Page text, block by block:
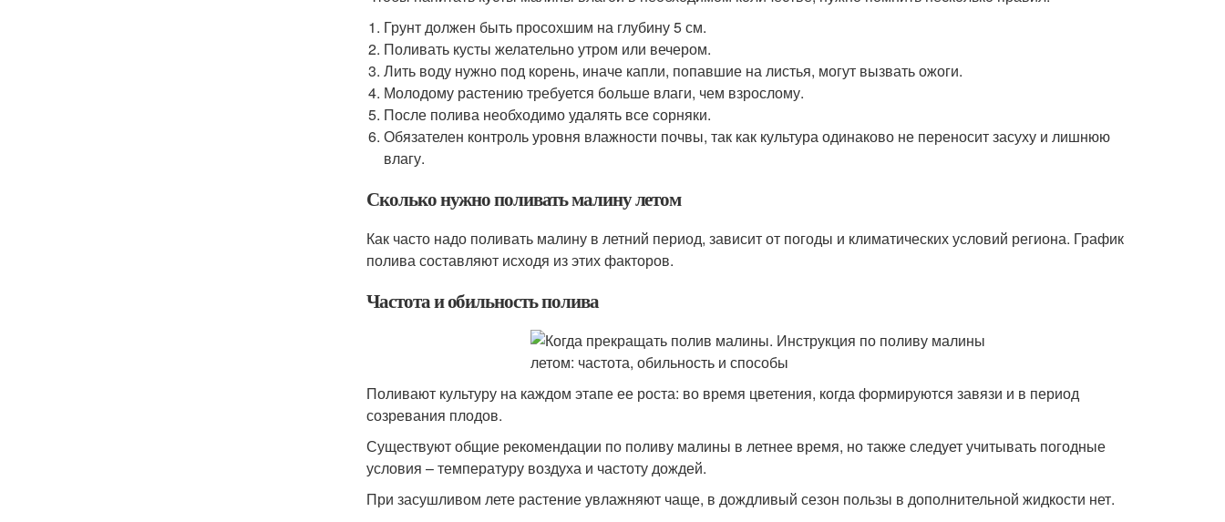
Грунт должен быть просохшим на глубину 5 см.
Поливать кусты желательно утром или вечером.
Лить воду нужно под корень, иначе капли, попавшие на листья, могут вызвать ожоги.
Молодому растению требуется больше влаги, чем взрослому.
После полива необходимо удалять все сорняки.
Обязателен контроль уровня влажности почвы, так как культура одинаково не переносит засуху и лишнюю
влагу.
Сколько нужно поливать малину летом
Как часто надо поливать малину в летний период, зависит от погоды и климатических условий региона. График
полива составляют исходя из этих факторов.
Частота и обильность полива
Поливают культуру на каждом этапе ее роста: во время цветения, когда формируются завязи и в период
созревания плодов.
Существуют общие рекомендации по поливу малины в летнее время, но также следует учитывать погодные
условия – температуру воздуха и частоту дождей.
При засушливом лете растение увлажняют чаще, в дождливый сезон пользы в дополнительной жидкости нет.